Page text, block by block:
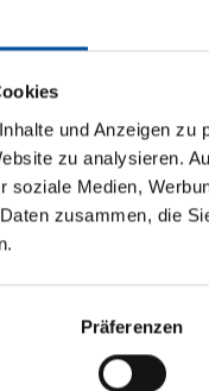
und Anzeigen
zu analysieren.
soziale Medien,
zusammen, die
Präferenzen
für
die
habe ich zur
verstanden